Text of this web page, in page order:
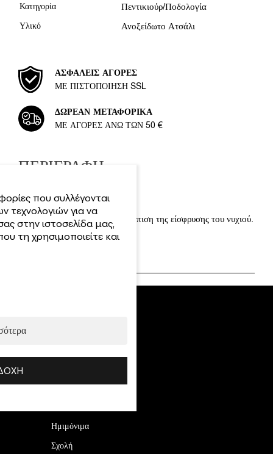
Κατηγορία Πεντικιούρ/Ποδολογία
Υλικό Ανοξείδωτο Ατσάλι
ΑΣΦΑΛΕΊΣ ΑΓΟΡΈΣ
ΜΕ ΠΙΣΤΟΠΟΊΗΣΗ SSL
ΔΩΡΕΆΝ ΜΕΤΑΦΟΡΙΚΆ
ΜΕ ΑΓΟΡΈΣ ΆΝΩ ΤΩΝ 50 €
ΠΕΡΙΓΡΑΦΉ
Φρέζα ιδανική για την αντιμετώπιση της είσφρυσης του νυχιού.
Κωδ.:
Τεχνικές
Ημιμόνιμα
Σχολή
που συλλέγονται
τεχνολογιών για να
στην ιστοσελίδα μας,
τη χρησιμοποιείτε και